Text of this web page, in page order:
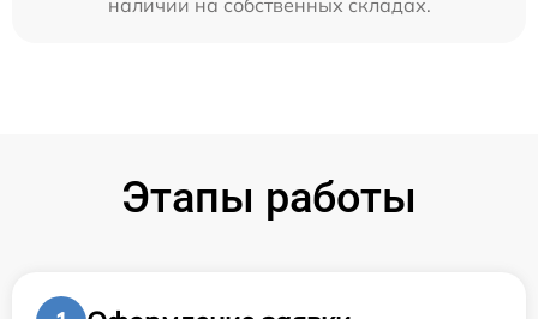
наличии на собственных складах.
Этапы работы